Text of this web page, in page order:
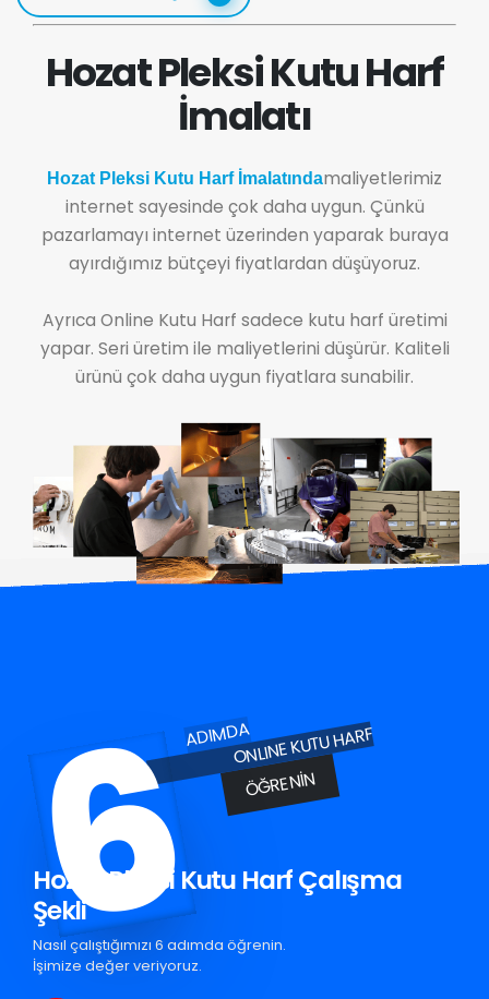
Hozat Pleksi Kutu Harf
İmalatı
Hozat Pleksi Kutu Harf İmalatındamaliyetlerimiz
internet sayesinde çok daha uygun. Çünkü
pazarlamayı internet üzerinden yaparak buraya
ayırdığımız bütçeyi fiyatlardan düşüyoruz.
Ayrıca Online Kutu Harf sadece kutu harf üretimi
yapar. Seri üretim ile maliyetlerini düşürür. Kaliteli
ürünü çok daha uygun fiyatlara sunabilir.
6ADIMDAONLINE KUTU HARF
ÖĞRENIN
Hozat Pleksi Kutu Harf Çalışma
Şekli
Nasıl çalıştığımızı 6 adımda öğrenin.
İşimize değer veriyoruz.